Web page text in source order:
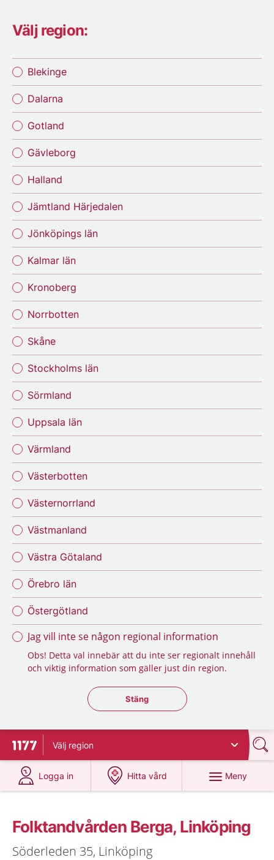
Välj region:
Blekinge
Dalarna
Gotland
Gävleborg
Halland
Jämtland Härjedalen
Jönköpings län
Kalmar län
Kronoberg
Norrbotten
Skåne
Stockholms län
Sörmland
Uppsala län
Värmland
Västerbotten
Västernorrland
Västmanland
Västra Götaland
Örebro län
Östergötland
Jag vill inte se någon regional information
Obs! Detta val innebär att du inte ser regionalt innehåll
och viktig information som gäller just din region.
Stäng regionsväljaren
Stäng
Till startsidan för 1177
Välj region
Logga in
på 1177.se
Hitta vård
på 1177.se
Meny
Folktandvården Berga, Linköping
Söderleden 35, Linköping